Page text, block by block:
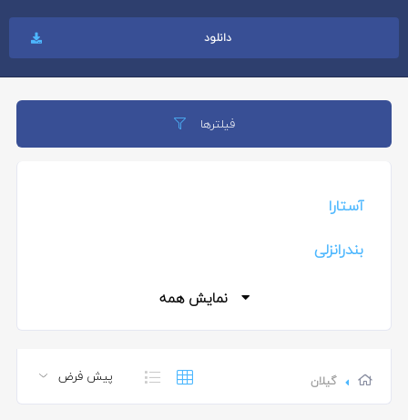
دانلود
فیلترها
آستارا
بندرانزلی
رشت
فومن
نمایش همه
گیلان